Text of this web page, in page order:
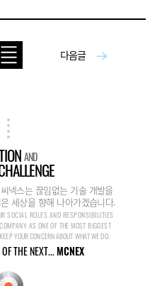
다음글
AND
넥스는 끊임없는 기술 개발을
세상을 향해 나아가겠습니다.
SOCIAL ROLES AND RESPONSIBILITIES
AS ONE OF THE MOST BIGGEST
YOUR CONCERN ABOUT WHAT WE DO.
THE NEXT...MCNEX